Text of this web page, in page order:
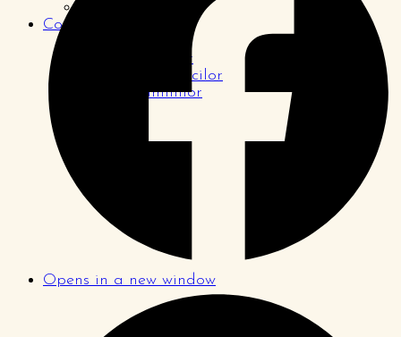
Comunitate
Pagina tinerilor
Pagina logodnicilor
Pagina familiilor
Opens in a new window